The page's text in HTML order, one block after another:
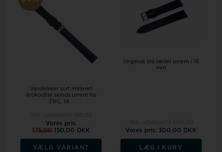
Vandsikker sort imiteret
krokodille skinds urrem fra
ZRC, 14...
Vores pris:
175,00150,00 DKK
VÆLG VARIANT
Vegansk blå læder urrem i 18
mm
Vores pris: 300,00 DKK
LÆG I KURV